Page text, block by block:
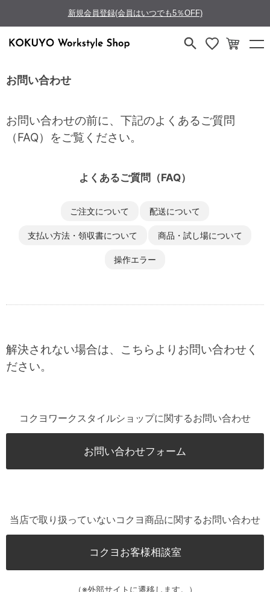
新規会員登録(会員はいつでも5％OFF)
お問い合わせ
お問い合わせの前に、下記のよくあるご質問
（FAQ）をご覧ください。
よくあるご質問（FAQ）
ご注文について 配送について
支払い方法・領収書について 商品・試し場について
操作エラー
解決されない場合は、こちらよりお問い合わせく
ださい。
コクヨワークスタイルショップに関するお問い合わせ
お問い合わせフォーム
当店で取り扱っていないコクヨ商品に関するお問い合わせ
コクヨお客様相談室
（※外部サイトに遷移します。）